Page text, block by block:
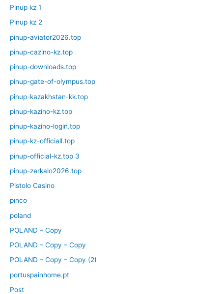
Pinup kz 1
Pinup kz 2
pinup-aviator2026.top
pinup-cazino-kz.top
pinup-downloads.top
pinup-gate-of-olympus.top
pinup-kazakhstan-kk.top
pinup-kazino-kz.top
pinup-kazino-login.top
pinup-kz-officiall.top
pinup-official-kz.top 3
pinup-zerkalo2026.top
Pistolo Casino
pınco
poland
POLAND – Copy
POLAND – Copy – Copy
POLAND – Copy – Copy (2)
portuspainhome.pt
Post